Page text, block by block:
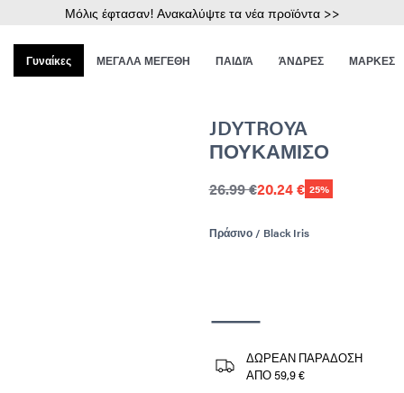
Μόλις έφτασαν! Ανακαλύψτε τα νέα προϊόντα >>
Γυναίκες ΜΕΓΑΛΑ ΜΕΓΕΘΗ ΠΑΙΔΙΆ ΆΝΔΡΕΣ ΜΑΡΚΕΣ
JDYTROYA
ΠΟΥΚΆΜΙΣΟ
26.99 €20.24 € 25%
Πράσινο / Black Iris
ΔΩΡΕΑΝ ΠΑΡΑΔΟΣΗ
ΑΠΟ 59,9 €